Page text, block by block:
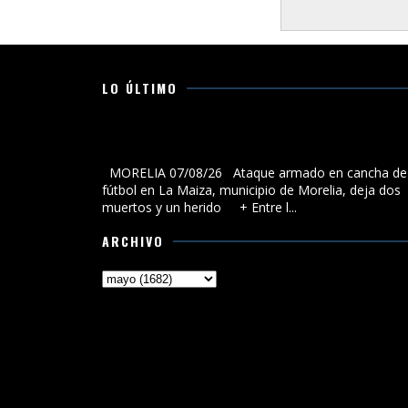
LO ÚLTIMO
MORELIA 07/08/26 Ataque armado en cancha de
fútbol en La Maiza, municipio de Morelia, deja dos
muertos y un herido + Entre l...
ARCHIVO